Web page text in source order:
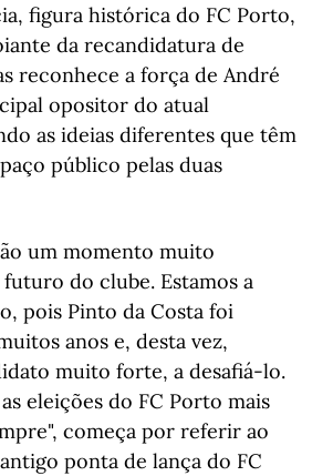
figura histórica do FC Porto,
da recandidatura de
reconhece a força de André
opositor do atual
as ideias diferentes que têm
público pelas duas
um momento muito
do clube. Estamos a
pois Pinto da Costa foi
anos e, desta vez,
muito forte, a desafiá-lo.
eleições do FC Porto mais
começa por referir ao
ponta de lança do FC